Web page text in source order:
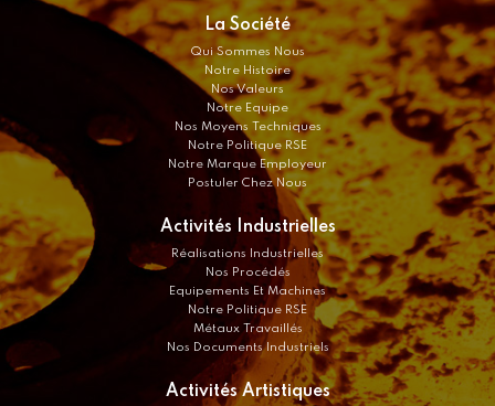
La Société
Qui Sommes Nous
Notre Histoire
Nos Valeurs
Notre Equipe
Nos Moyens Techniques
Notre Politique RSE
Notre Marque Employeur
Postuler Chez Nous
Activités Industrielles
Réalisations Industrielles
Nos Procédés
Equipements Et Machines
Notre Politique RSE
Métaux Travaillés
Nos Documents Industriels
Activités Artistiques